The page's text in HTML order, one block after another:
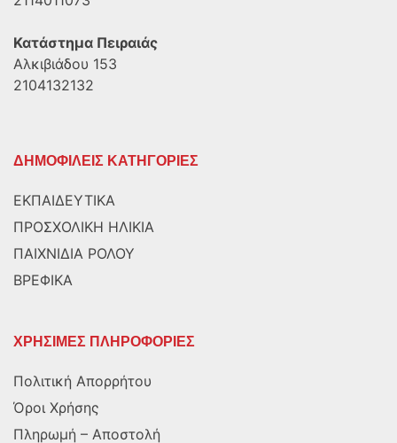
Κατάστημα Πειραιάς
Αλκιβιάδου 153
2104132132
ΔΗΜΟΦΙΛΕΙΣ ΚΑΤΗΓΟΡΙΕΣ
ΕΚΠΑΙΔΕΥΤΙΚΑ
ΠΡΟΣΧΟΛΙΚΗ ΗΛΙΚΙΑ
ΠΑΙΧΝΙΔΙΑ ΡΟΛΟΥ
ΒΡΕΦΙΚΑ
ΧΡΗΣΙΜΕΣ ΠΛΗΡΟΦΟΡΙΕΣ
Πολιτική Απορρήτου
Όροι Χρήσης
Πληρωμή – Αποστολή